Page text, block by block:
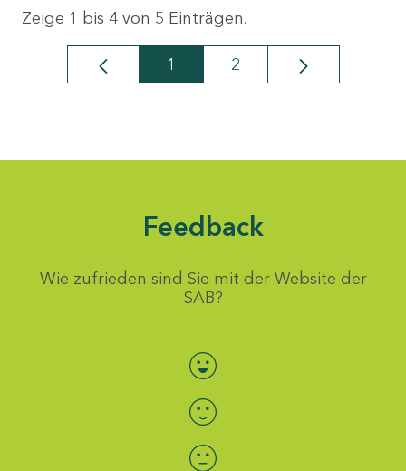
Zeige 1 bis 4 von 5 Einträgen.
Seite
1 Seite
2
Feedback
Wie zufrieden sind Sie mit der Website der
SAB?
Bewertung auswählen